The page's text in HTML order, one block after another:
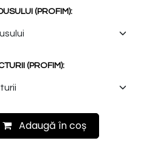
(PROFIM):
(PROFIM):
Adaugă în coș